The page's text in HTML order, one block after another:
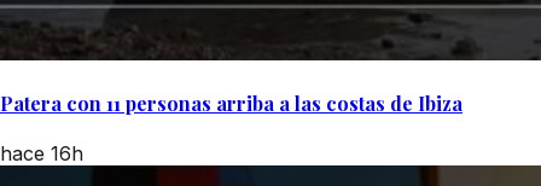
Patera con 11 personas arriba a las costas de Ibiza
hace 16h